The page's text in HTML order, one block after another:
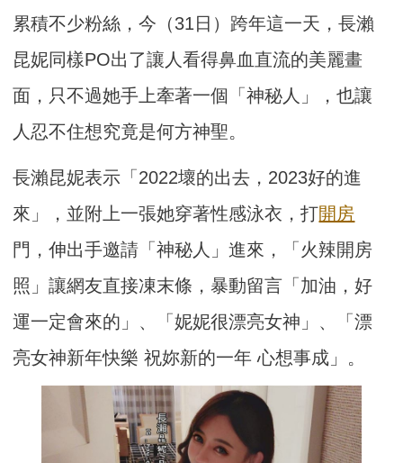
累積不少粉絲，今（31日）跨年這一天，長瀨
昆妮同樣PO出了讓人看得鼻血直流的美麗畫
面，只不過她手上牽著一個「神秘人」，也讓
人忍不住想究竟是何方神聖。
長瀨昆妮表示「2022壞的出去，2023好的進
來」，並附上一張她穿著性感泳衣，打開房
門，伸出手邀請「神秘人」進來，「火辣開房
照」讓網友直接凍末條，暴動留言「加油，好
運一定會來的」、「妮妮很漂亮女神」、「漂
亮女神新年快樂 祝妳新的一年 心想事成」。